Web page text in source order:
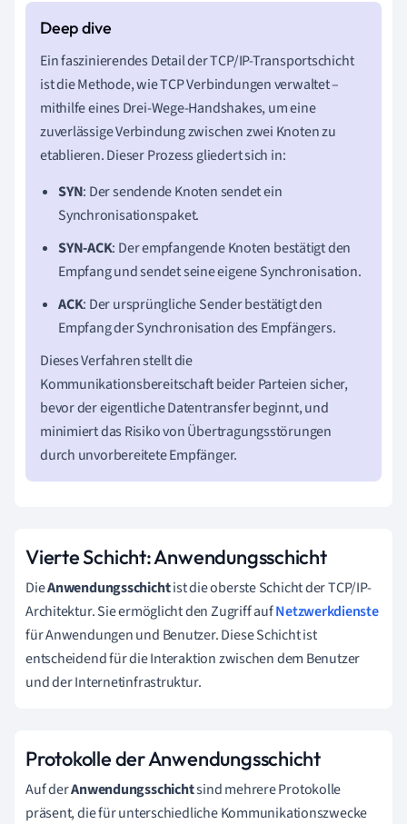
Ein faszinierendes Detail der TCP/IP-Transportschicht
ist die Methode, wie TCP Verbindungen verwaltet –
mithilfe eines Drei-Wege-Handshakes, um eine
zuverlässige Verbindung zwischen zwei Knoten zu
etablieren. Dieser Prozess gliedert sich in:
SYN: Der sendende Knoten sendet ein
Synchronisationspaket.
SYN-ACK: Der empfangende Knoten bestätigt den
Empfang und sendet seine eigene Synchronisation.
ACK: Der ursprüngliche Sender bestätigt den
Empfang der Synchronisation des Empfängers.
Dieses Verfahren stellt die
Kommunikationsbereitschaft beider Parteien sicher,
bevor der eigentliche Datentransfer beginnt, und
minimiert das Risiko von Übertragungsstörungen
durch unvorbereitete Empfänger.
Vierte Schicht: Anwendungsschicht
DieAnwendungsschichtist die oberste Schicht der TCP/IP-
Architektur. Sie ermöglicht den Zugriff aufNetzwerkdienste
für Anwendungen und Benutzer. Diese Schicht ist
entscheidend für die Interaktion zwischen dem Benutzer
und der Internetinfrastruktur.
Protokolle der Anwendungsschicht
Auf derAnwendungsschichtsind mehrere Protokolle
präsent, die für unterschiedliche Kommunikationszwecke